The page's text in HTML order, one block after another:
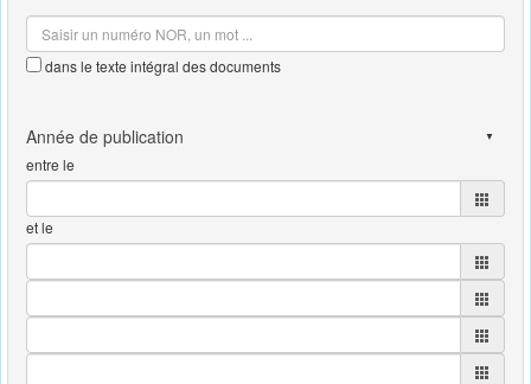
dans le texte intégral des documents
entre le
et le